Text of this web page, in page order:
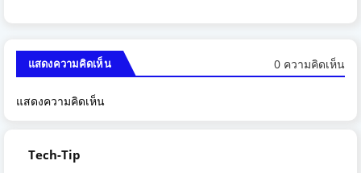
แสดงความคิดเห็น 0 ความคิดเห็น
แสดงความคิดเห็น
Tech-Tip